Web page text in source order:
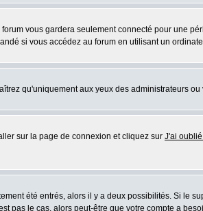
vous gardera seulement connecté pour une
si vous accédez au forum en utilisant un
qu'uniquement aux yeux des administrateurs
sur la page de connexion et cliquez sur J'ai
été entrés, alors il y a deux possibilités. Si le
pas le cas, alors peut-être que votre compte a